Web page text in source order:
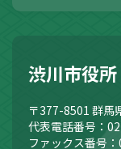
渋川市役所
〒377-8501 群馬
代表電話番号：
ファックス番号